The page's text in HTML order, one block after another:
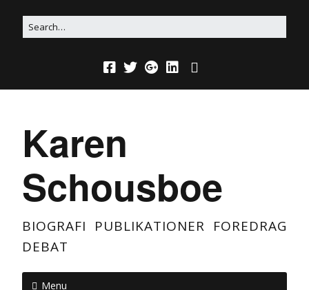
Karen
Schousboe
BIOGRAFI PUBLIKATIONER FOREDRAG
DEBAT
Menu